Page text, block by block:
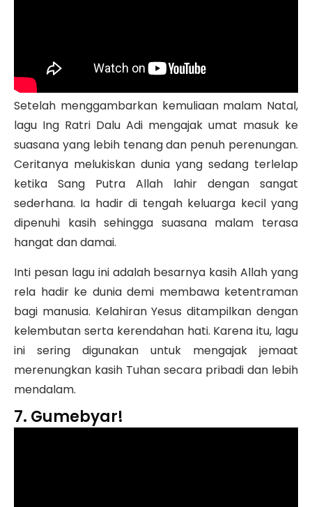
Setelah menggambarkan kemuliaan malam Natal,
lagu Ing Ratri Dalu Adi mengajak umat masuk ke
suasana yang lebih tenang dan penuh perenungan.
Ceritanya melukiskan dunia yang sedang terlelap
ketika Sang Putra Allah lahir dengan sangat
sederhana. Ia hadir di tengah keluarga kecil yang
dipenuhi kasih sehingga suasana malam terasa
hangat dan damai.
Inti pesan lagu ini adalah besarnya kasih Allah yang
rela hadir ke dunia demi membawa ketentraman
bagi manusia. Kelahiran Yesus ditampilkan dengan
kelembutan serta kerendahan hati. Karena itu, lagu
ini sering digunakan untuk mengajak jemaat
merenungkan kasih Tuhan secara pribadi dan lebih
mendalam.
7. Gumebyar!